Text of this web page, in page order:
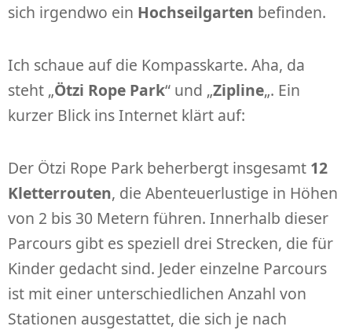
sich irgendwo ein Hochseilgarten befinden.
Ich schaue auf die Kompasskarte. Aha, da
steht „Ötzi Rope Park“ und „Zipline„. Ein
kurzer Blick ins Internet klärt auf:
Der Ötzi Rope Park beherbergt insgesamt 12
Kletterrouten, die Abenteuerlustige in Höhen
von 2 bis 30 Metern führen. Innerhalb dieser
Parcours gibt es speziell drei Strecken, die für
Kinder gedacht sind. Jeder einzelne Parcours
ist mit einer unterschiedlichen Anzahl von
Stationen ausgestattet, die sich je nach